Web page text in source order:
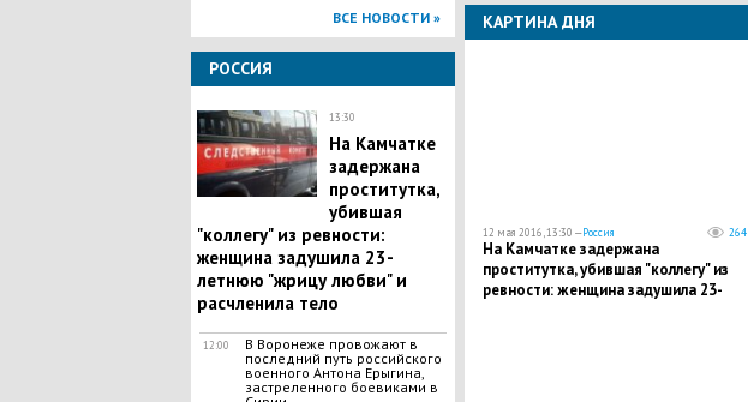
ВСЕ НОВОСТИ »
РОССИЯ
13:30
На Камчатке
задержана
проститутка,
убившая
"коллегу" из ревности:
женщина задушила 23-
летнюю "жрицу любви" и
расчленила тело
12:00
В Воронеже провожают в
последний путь российского
военного Антона Ерыгина,
застреленного боевиками в
КАРТИНА ДНЯ
12 мая 2016, 13:30 —Россия 264
На Камчатке задержана
проститутка, убившая "коллегу" из
ревности: женщина задушила 23-